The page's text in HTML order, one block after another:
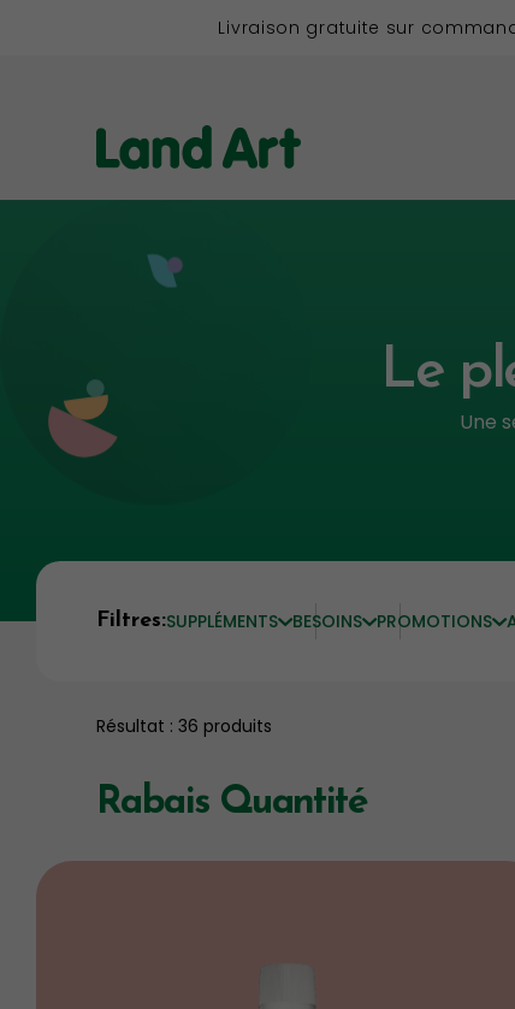
Livraison gratuite sur
Le
Une
Filtres:SUPPLÉMENTS BESOINS PROMOTIONS
Résultat : 36 produits
Rabais Quantité